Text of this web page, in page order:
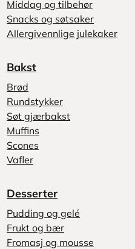
Middag og tilbehør
Snacks og søtsaker
Allergivennlige julekaker
Bakst
Brød
Rundstykker
Søt gjærbakst
Muffins
Scones
Vafler
Desserter
Pudding og gelé
Frukt og bær
Fromasj og mousse